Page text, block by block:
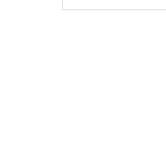
母婴净水器